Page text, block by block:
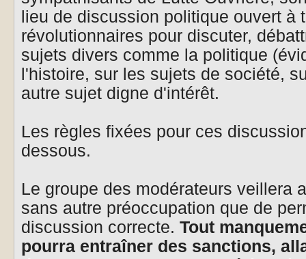
lieu de discussion politique ouvert à
révolutionnaires pour discuter,
sujets divers comme la politique
l'histoire, sur les sujets de société,
autre sujet digne d'intérêt.
Les règles fixées pour ces
dessous.
Le groupe des modérateurs veillera
sans autre préoccupation que de
discussion correcte. Tout
pourra entraîner des sanctions,